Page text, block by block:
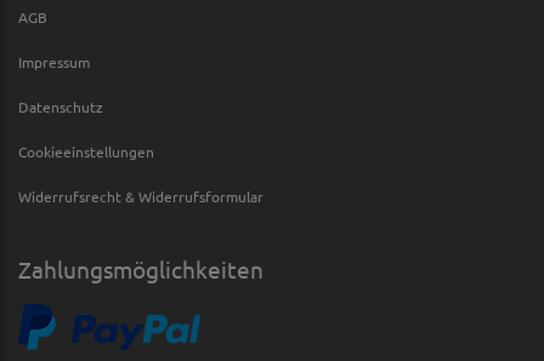
AGB
Impressum
Datenschutz
Cookieeinstellungen
Widerrufsrecht & Widerrufsformular
Zahlungsmöglichkeiten